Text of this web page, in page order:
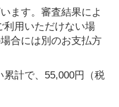
ます。審査結果によ
利用いただけない場
合には別のお支払方
累計で、55,000円（税